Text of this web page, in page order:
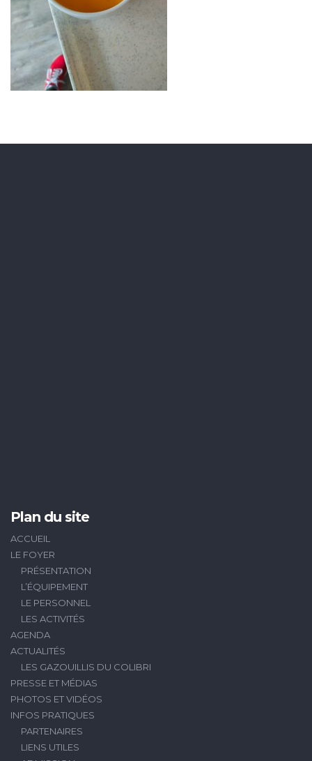
Plan du site
ACCUEIL
LE FOYER
PRÉSENTATION
L’ÉQUIPEMENT
LE PERSONNEL
LES ACTIVITÉS
AGENDA
ACTUALITÉS
LES GAZOUILLIS DU COLIBRI
PRESSE ET MÉDIAS
PHOTOS ET VIDÉOS
INFOS PRATIQUES
PARTENAIRES
LIENS UTILES